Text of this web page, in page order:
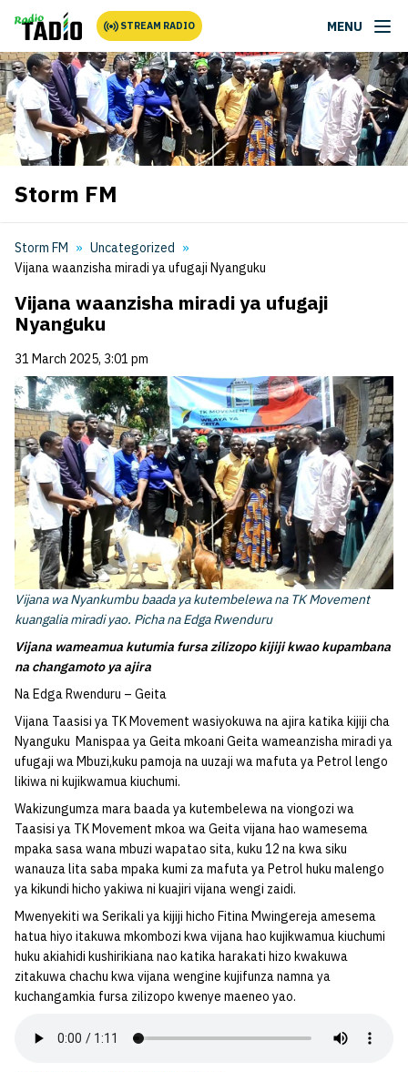
STREAM RADIO MENU
Storm FM
Storm FM
Uncategorized
Vijana waanzisha miradi ya ufugaji Nyanguku
Vijana waanzisha miradi ya ufugaji
Nyanguku
31 March 2025, 3:01 pm
Vijana wa Nyankumbu baada ya kutembelewa na TK Movement
kuangalia miradi yao. Picha na Edga Rwenduru
Vijana wameamua kutumia fursa zilizopo kijiji kwao kupambana
na changamoto ya ajira
Na Edga Rwenduru – Geita
Vijana Taasisi ya TK Movement wasiyokuwa na ajira katika kijiji cha
Nyanguku Manispaa ya Geita mkoani Geita wameanzisha miradi ya
ufugaji wa Mbuzi,kuku pamoja na uuzaji wa mafuta ya Petrol lengo
likiwa ni kujikwamua kiuchumi.
Wakizungumza mara baada ya kutembelewa na viongozi wa
Taasisi ya TK Movement mkoa wa Geita vijana hao wamesema
mpaka sasa wana mbuzi wapatao sita, kuku 12 na kwa siku
wanauza lita saba mpaka kumi za mafuta ya Petrol huku malengo
ya kikundi hicho yakiwa ni kuajiri vijana wengi zaidi.
Mwenyekiti wa Serikali ya kijiji hicho Fitina Mwingereja amesema
hatua hiyo itakuwa mkombozi kwa vijana hao kujikwamua kiuchumi
huku akiahidi kushirikiana nao katika harakati hizo kwakuwa
zitakuwa chachu kwa vijana wengine kujifunza namna ya
kuchangamkia fursa zilizopo kwenye maeneo yao.